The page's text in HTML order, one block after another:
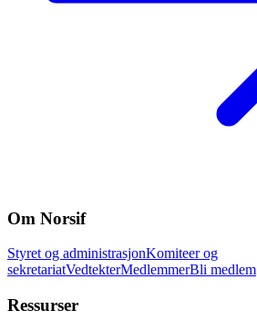
Om Norsif
Styret og administrasjonKomiteer og
sekretariatVedtekterMedlemmerBli medlem
Ressurser